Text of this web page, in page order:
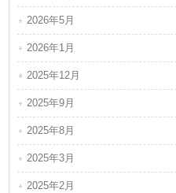
2026年5月
2026年1月
2025年12月
2025年9月
2025年8月
2025年3月
2025年2月